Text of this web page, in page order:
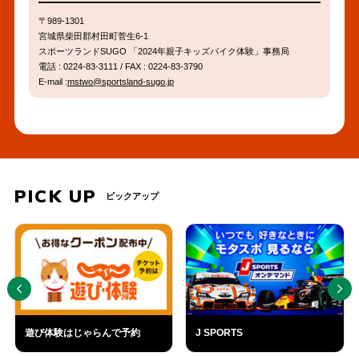
〒989-1301
宮城県柴田郡村田町菅生6-1
スポーツランドSUGO 「2024年親子キッズバイク体験」事務局
電話 : 0224-83-3111 / FAX : 0224-83-3790
E-mail :mstwo@sportsland-sugo.jpメ
ソ
信
PICK UP ピックアップ
遊び体験はじゃらんで予約 J SPORTS
PREV NEXT